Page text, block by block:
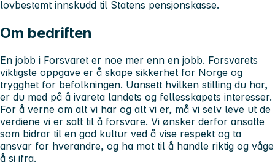
lovbestemt innskudd til Statens pensjonskasse.
Om bedriften
En jobb i Forsvaret er noe mer enn en jobb. Forsvarets
viktigste oppgave er å skape sikkerhet for Norge og
trygghet for befolkningen. Uansett hvilken stilling du har,
er du med på å ivareta landets og fellesskapets interesser.
For å verne om alt vi har og alt vi er, må vi selv leve ut de
verdiene vi er satt til å forsvare. Vi ønsker derfor ansatte
som bidrar til en god kultur ved å vise respekt og ta
ansvar for hverandre, og ha mot til å handle riktig og våge
å si ifra.